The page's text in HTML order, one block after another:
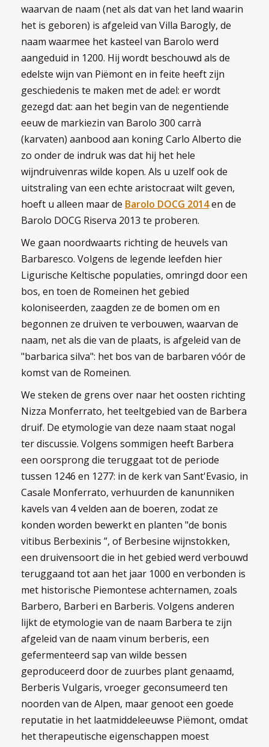
waarvan de naam (net als dat van het land waarin
het is geboren) is afgeleid van Villa Barogly, de
naam waarmee het kasteel van Barolo werd
aangeduid in 1200. Hij wordt beschouwd als de
edelste wijn van Piëmont en in feite heeft zijn
geschiedenis te maken met de adel: er wordt
gezegd dat: aan het begin van de negentiende
eeuw de markiezin van Barolo 300 carrà
(karvaten) aanbood aan koning Carlo Alberto die
zo onder de indruk was dat hij het hele
wijndruivenras wilde kopen. Als u uzelf ook de
uitstraling van een echte aristocraat wilt geven,
hoeft u alleen maar de Barolo DOCG 2014en de
Barolo DOCG Riserva 2013 te proberen.
We gaan noordwaarts richting de heuvels van
Barbaresco. Volgens de legende leefden hier
Ligurische Keltische populaties, omringd door een
bos, en toen de Romeinen het gebied
koloniseerden, zaagden ze de bomen om en
begonnen ze druiven te verbouwen, waarvan de
naam, net als die van de plaats, is afgeleid van de
"barbarica silva": het bos van de barbaren vóór de
komst van de Romeinen.
We steken de grens over naar het oosten richting
Nizza Monferrato, het teeltgebied van de Barbera
druif. De etymologie van deze naam staat nogal
ter discussie. Volgens sommigen heeft Barbera
een oorsprong die teruggaat tot de periode
tussen 1246 en 1277: in de kerk van Sant'Evasio, in
Casale Monferrato, verhuurden de kanunniken
kavels van 4 velden aan de boeren, zodat ze
konden worden bewerkt en planten "de bonis
vitibus Berbexinis ”, of Berbesine wijnstokken,
een druivensoort die in het gebied werd verbouwd
teruggaand tot aan het jaar 1000 en verbonden is
met historische Piemontese achternamen, zoals
Barbero, Barberi en Barberis. Volgens anderen
lijkt de etymologie van de naam Barbera te zijn
afgeleid van de naam vinum berberis, een
gefermenteerd sap van wilde bessen
geproduceerd door de zuurbes plant genaamd,
Berberis Vulgaris, vroeger geconsumeerd ten
noorden van de Alpen, maar genoot een goede
reputatie in het laatmiddeleeuwse Piëmont, omdat
het therapeutische eigenschappen moest